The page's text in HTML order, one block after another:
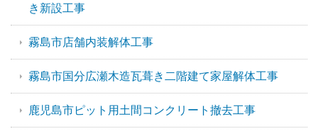
き新設工事
霧島市店舗内装解体工事
霧島市国分広瀬木造瓦葺き二階建て家屋解体工事
鹿児島市ピット用土間コンクリート撤去工事